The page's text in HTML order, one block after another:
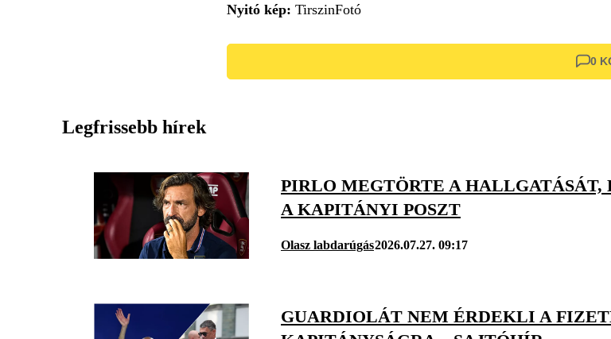
Nyitó kép: TirszinFotó
0
Legfrissebb hírek
PIRLO MEGTÖRTE A
A KAPITÁNYI POSZT
Olasz labdarúgás2026.07.27. 09:17
GUARDIOLÁT NEM ÉRDEKLI A